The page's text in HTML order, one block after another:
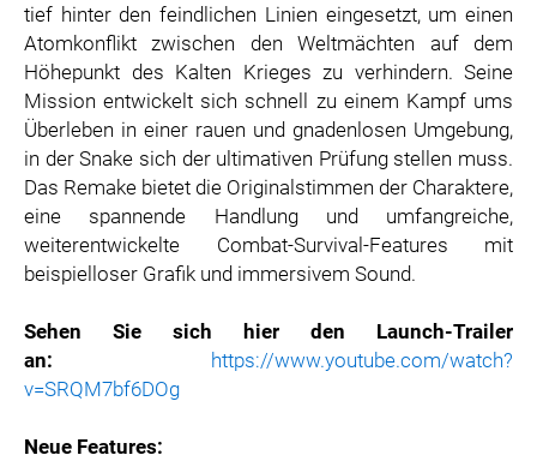
tief hinter den feindlichen Linien eingesetzt, um einen
Atomkonflikt zwischen den Weltmächten auf dem
Höhepunkt des Kalten Krieges zu verhindern. Seine
Mission entwickelt sich schnell zu einem Kampf ums
Überleben in einer rauen und gnadenlosen Umgebung,
in der Snake sich der ultimativen Prüfung stellen muss.
Das Remake bietet die Originalstimmen der Charaktere,
eine spannende Handlung und umfangreiche,
weiterentwickelte Combat-Survival-Features mit
beispielloser Grafik und immersivem Sound.
Sehen Sie sich hier den Launch-Trailer
an: https://www.youtube.com/watch?
v=SRQM7bf6DOg
Neue Features: